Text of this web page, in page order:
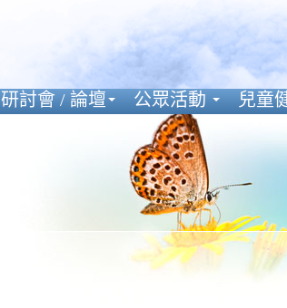
研討會 / 論壇 公眾活動 兒童